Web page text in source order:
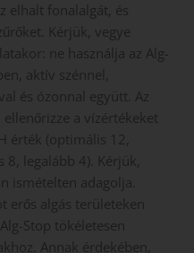
elhalt fonalalgát, és
Kérjük, vegye
ne használja az Alg-
aktív szénnel,
és ózonnal együtt. Az
a vízértékeket
érték (optimális 12,
8, legalább 4). Kérjük,
ismételten adagolja.
erős algás területeken
Stop tökéletesen
Annak érdekében,